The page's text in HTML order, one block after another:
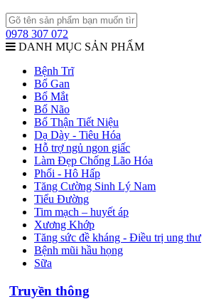
0978 307 072
DANH MỤC SẢN PHẨM
Bệnh Trĩ
Bổ Gan
Bổ Mắt
Bổ Não
Bổ Thận Tiết Niệu
Dạ Dày - Tiêu Hóa
Hỗ trợ ngủ ngon giấc
Làm Đẹp Chống Lão Hóa
Phổi - Hô Hấp
Tăng Cường Sinh Lý Nam
Tiểu Đường
Tim mạch – huyết áp
Xương Khớp
Tăng sức đề kháng - Điều trị ung thư
Bệnh mũi hầu họng
Sữa
Truyền thông